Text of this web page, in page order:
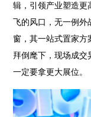
辑，引领产业塑造更
飞的风口，无一例
窗，其一站式置家
拜倒麾下，现场成交
一定要拿更大展位。